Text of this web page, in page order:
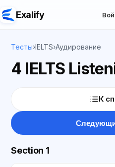
Exalify
Тесты›IELTS›Аудирование
4 IELTS
К
Section 1